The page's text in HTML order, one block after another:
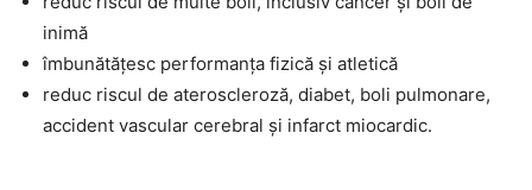
inimă
îmbunătățesc performanța fizică și atletică
reduc riscul de ateroscleroză, diabet, boli pulmonare,
accident vascular cerebral și infarct miocardic.